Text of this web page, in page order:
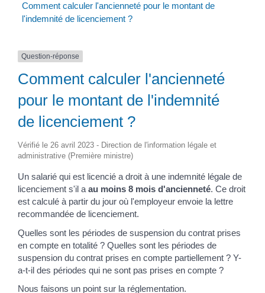
Comment calculer l'ancienneté pour le montant de
l'indemnité de licenciement ?
Question-réponse
Comment calculer l'ancienneté
pour le montant de l'indemnité
de licenciement ?
Vérifié le 26 avril 2023 - Direction de l'information légale et
administrative (Première ministre)
Un salarié qui est licencié a droit à une indemnité légale de
licenciement s'il aau moins 8 mois d'ancienneté. Ce droit
est calculé à partir du jour où l'employeur envoie la lettre
recommandée de licenciement.
Quelles sont les périodes de suspension du contrat prises
en compte en totalité ? Quelles sont les périodes de
suspension du contrat prises en compte partiellement ? Y-
a-t-il des périodes qui ne sont pas prises en compte ?
Nous faisons un point sur la réglementation.